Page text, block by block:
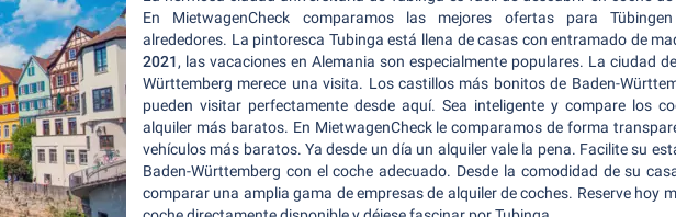
En MietwagenCheck comparamos las mejores ofertas para
alrededores. La pintoresca Tubinga está llena de casas con entramado de
2021, las vacaciones en Alemania son especialmente populares. La ciudad
Württemberg merece una visita. Los castillos más bonitos de Baden-
pueden visitar perfectamente desde aquí. Sea inteligente y compare los
alquiler más baratos. En MietwagenCheck le comparamos de forma
vehículos más baratos. Ya desde un día un alquiler vale la pena. Facilite su
Baden-Württemberg con el coche adecuado. Desde la comodidad de su
comparar una amplia gama de empresas de alquiler de coches. Reserve hoy